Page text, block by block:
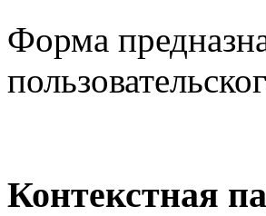
Форма
Контекстная